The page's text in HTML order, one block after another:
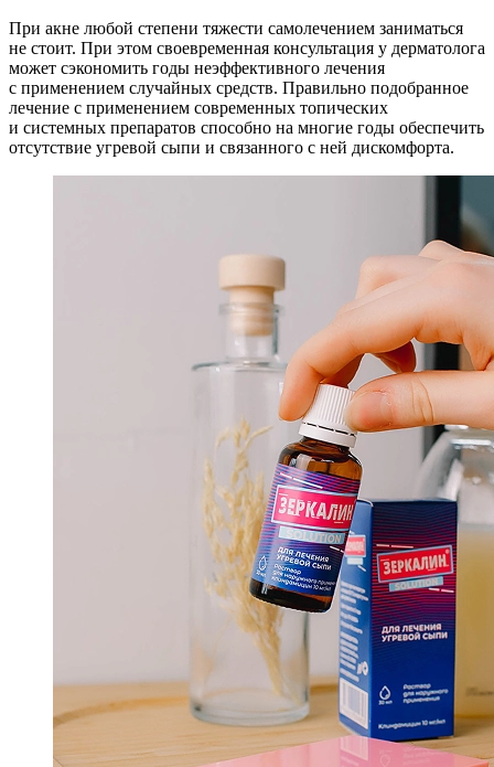
При акне любой степени тяжести самолечением заниматься
не стоит. При этом своевременная консультация у дерматолога
может сэкономить годы неэффективного лечения
с применением случайных средств. Правильно подобранное
лечение с применением современных топических
и системных препаратов способно на многие годы обеспечить
отсутствие угревой сыпи и связанного с ней дискомфорта.